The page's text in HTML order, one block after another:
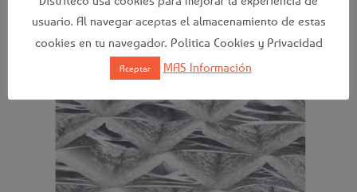
usuario. Al navegar aceptas el almacenamiento de estas
cookies en tu navegador. Politica Cookies y Privacidad
Aceptar MAS Información